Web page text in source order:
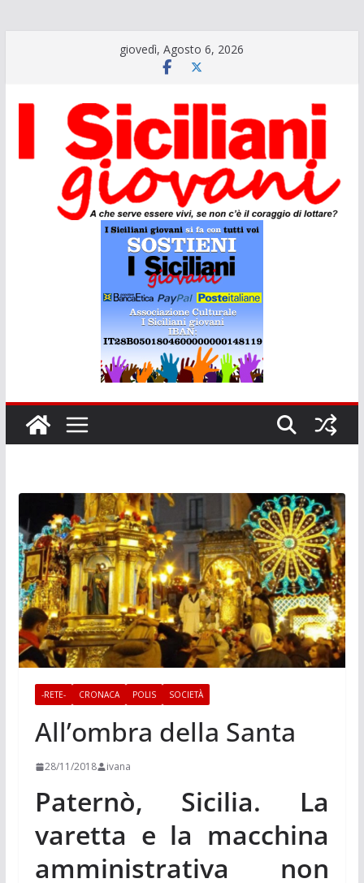
giovedì, Agosto 6, 2026
-RETE- CRONACA POLIS SOCIETÀ
All’ombra della Santa
28/11/2018 ivana
Paternò, Sicilia. La
varetta e la macchina
amministrativa non